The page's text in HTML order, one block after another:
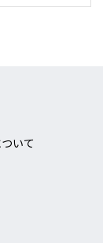
いて